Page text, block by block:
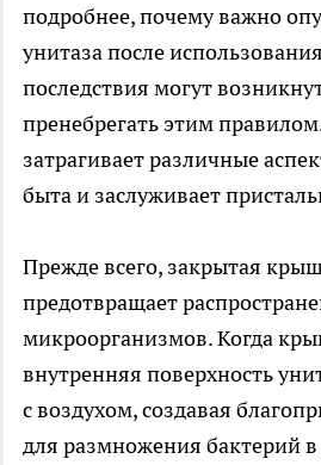
подробнее, почему важно
унитаза после
последствия могут
пренебрегать этим
затрагивает различные
быта и заслуживает
Прежде всего, закрытая
предотвращает
микроорганизмов. Когда
внутренняя поверхность
с воздухом, создавая
для размножения бактерий